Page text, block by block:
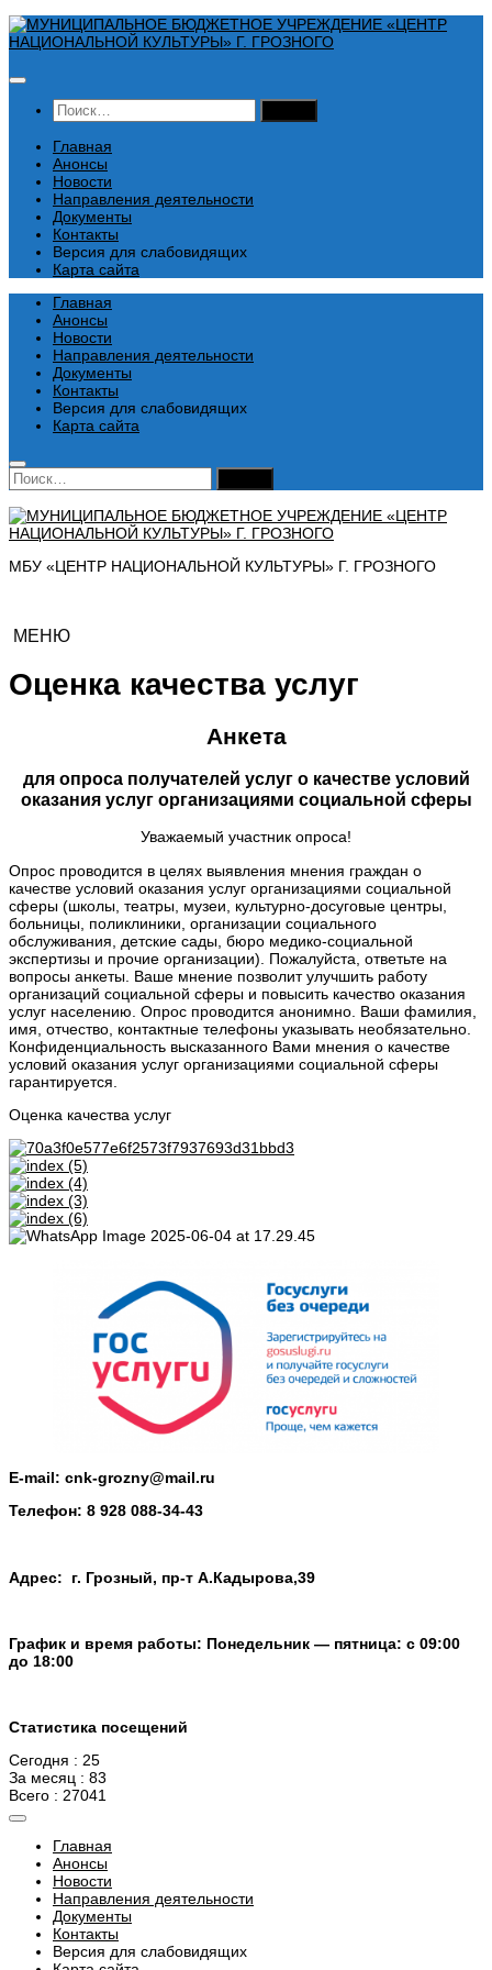
Перейти
к
Найти:
Главная
Анонсы
Новости
Направления деятельности
Документы
Контакты
Версия для слабовидящих
Карта сайта
Главная
Анонсы
Новости
Направления деятельности
Документы
Контакты
Версия для слабовидящих
Карта сайта
Найти:
МБУ «ЦЕНТР НАЦИОНАЛЬНОЙ КУЛЬТУРЫ» Г. ГРОЗНОГО
МЕНЮ
Оценка качества услуг
Анкета
для опроса получателей услуг о качестве условий
оказания услуг организациями социальной сферы
Уважаемый участник опроса!
Опрос проводится в целях выявления мнения граждан о
качестве условий оказания услуг организациями социальной
сферы (школы, театры, музеи, культурно-досуговые центры,
больницы, поликлиники, организации социального
обслуживания, детские сады, бюро медико-социальной
экспертизы и прочие организации). Пожалуйста, ответьте на
вопросы анкеты. Ваше мнение позволит улучшить работу
организаций социальной сферы и повысить качество оказания
услуг населению. Опрос проводится анонимно. Ваши фамилия,
имя, отчество, контактные телефоны указывать необязательно.
Конфиденциальность высказанного Вами мнения о качестве
условий оказания услуг организациями социальной сферы
гарантируется.
Оценка качества услуг
E-mail: cnk-grozny@mail.ru
Телефон: 8 928 088-34-43
Адрес: г. Грозный, пр-т А.Кадырова,39
График и время работы: Понедельник — пятница: с 09:00
до 18:00
Статистика посещений
Сегодня : 25
За месяц : 83
Всего : 27041
Главная
Анонсы
Новости
Направления деятельности
Документы
Контакты
Версия для слабовидящих